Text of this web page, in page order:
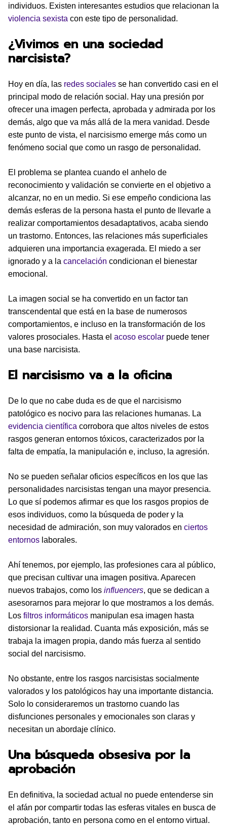
individuos. Existen interesantes estudios que relacionan la
violencia sexista con este tipo de personalidad.
¿Vivimos en una sociedad
narcisista?
Hoy en día, las redes sociales se han convertido casi en el
principal modo de relación social. Hay una presión por
ofrecer una imagen perfecta, aprobada y admirada por los
demás, algo que va más allá de la mera vanidad. Desde
este punto de vista, el narcisismo emerge más como un
fenómeno social que como un rasgo de personalidad.
El problema se plantea cuando el anhelo de
reconocimiento y validación se convierte en el objetivo a
alcanzar, no en un medio. Si ese empeño condiciona las
demás esferas de la persona hasta el punto de llevarle a
realizar comportamientos desadaptativos, acaba siendo
un trastorno. Entonces, las relaciones más superficiales
adquieren una importancia exagerada. El miedo a ser
ignorado y a la cancelación condicionan el bienestar
emocional.
La imagen social se ha convertido en un factor tan
transcendental que está en la base de numerosos
comportamientos, e incluso en la transformación de los
valores prosociales. Hasta el acoso escolar puede tener
una base narcisista.
El narcisismo va a la oficina
De lo que no cabe duda es de que el narcisismo
patológico es nocivo para las relaciones humanas. La
evidencia científica corrobora que altos niveles de estos
rasgos generan entornos tóxicos, caracterizados por la
falta de empatía, la manipulación e, incluso, la agresión.
No se pueden señalar oficios específicos en los que las
personalidades narcisistas tengan una mayor presencia.
Lo que sí podemos afirmar es que los rasgos propios de
esos individuos, como la búsqueda de poder y la
necesidad de admiración, son muy valorados en ciertos
entornos laborales.
Ahí tenemos, por ejemplo, las profesiones cara al público,
que precisan cultivar una imagen positiva. Aparecen
nuevos trabajos, como los influencers, que se dedican a
asesorarnos para mejorar lo que mostramos a los demás.
Los filtros informáticos manipulan esa imagen hasta
distorsionar la realidad. Cuanta más exposición, más se
trabaja la imagen propia, dando más fuerza al sentido
social del narcisismo.
No obstante, entre los rasgos narcisistas socialmente
valorados y los patológicos hay una importante distancia.
Solo lo consideraremos un trastorno cuando las
disfunciones personales y emocionales son claras y
necesitan un abordaje clínico.
Una búsqueda obsesiva por la
aprobación
En definitiva, la sociedad actual no puede entenderse sin
el afán por compartir todas las esferas vitales en busca de
aprobación, tanto en persona como en el entorno virtual.